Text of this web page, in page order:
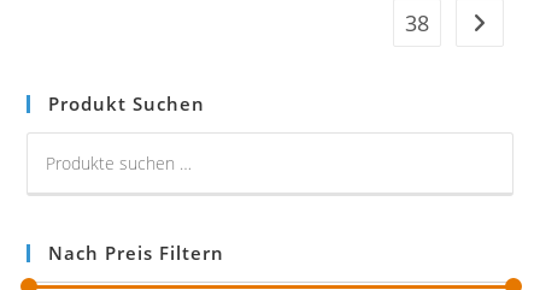
38
Produkt Suchen
Nach Preis Filtern